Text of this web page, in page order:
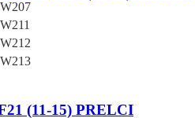
W207
W211
W212
W213
(11-15) PRELCI